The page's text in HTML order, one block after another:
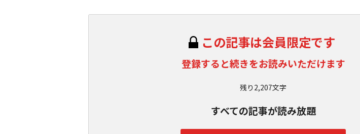
この記事は会員限定です
登録すると続きをお読みいただけます
残り2,207文字
すべての記事が読み放題